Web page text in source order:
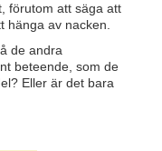
förutom att säga att
hänga av nacken.
de andra
beteende, som de
Eller är det bara